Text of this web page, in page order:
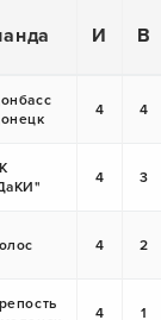
И В
4 4
4 3
4 2
4 1